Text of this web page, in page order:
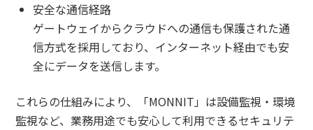
安全な通信経路
ゲートウェイからクラウドへの通信も保護された通
信方式を採用しており、インターネット経由でも安
全にデータを送信します。
これらの仕組みにより、「MONNIT」は設備監視・環境
監視など、業務用途でも安心して利用できるセキュリテ